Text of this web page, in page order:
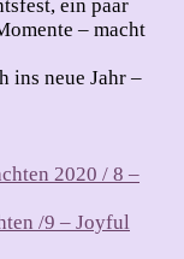
ein paar
– macht
ins neue Jahr –
2020 / 8 –
/9 – Joyful